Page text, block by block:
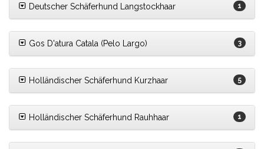
Deutscher Schäferhund Langstockhaar 1
Gos D'atura Catala (Pelo Largo) 3
Holländischer Schäferhund Kurzhaar 5
Holländischer Schäferhund Rauhhaar 1